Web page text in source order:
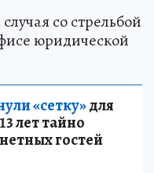
со стрельбой
юридической
«сетку»для
лет тайно
гостей